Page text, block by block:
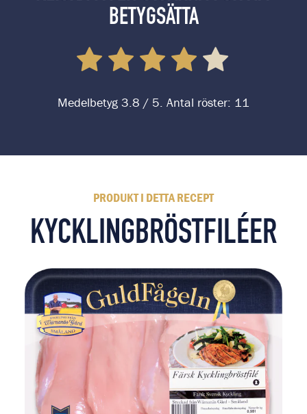
BETYGSÄTTA
Medelbetyg 3.8 / 5. Antal röster: 11
PRODUKT I DETTA RECEPT
KYCKLINGBRÖSTFILÉER